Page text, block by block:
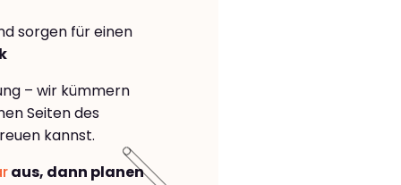
sorgen für einen
– wir kümmern
Seiten des
kannst.
aus, dann planen